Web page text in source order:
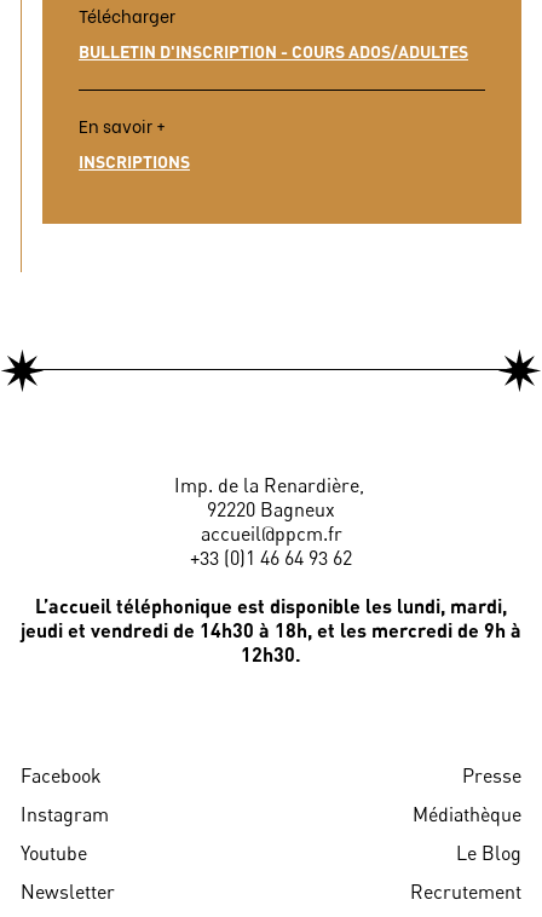
Télécharger
BULLETIN D'INSCRIPTION - COURS ADOS/ADULTES
En savoir +
INSCRIPTIONS
Imp. de la Renardière,
92220 Bagneux
accueil@ppcm.fr
+33 (0)1 46 64 93 62
L’accueil téléphonique est disponible les lundi, mardi,
jeudi et vendredi de 14h30 à 18h, et les mercredi de 9h à
12h30.
Facebook
Instagram
Youtube
Newsletter
Presse
Médiathèque
Le Blog
Recrutement